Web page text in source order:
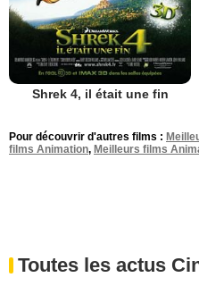
Shrek 4, il était une fin
Pour découvrir d'autres films :
films Animation, Meilleurs films
Toutes les actus